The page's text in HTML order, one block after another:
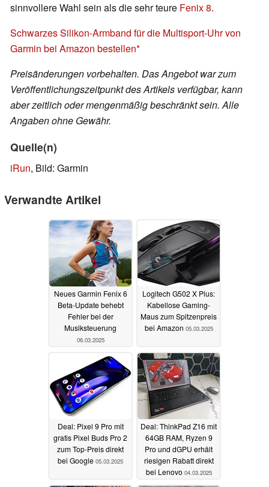
sinnvollere Wahl sein als die sehr teure Fenix 8.
Schwarzes Silikon-Armband für die Multisport-Uhr von
Garmin bei Amazon bestellen
Preisänderungen vorbehalten. Das Angebot war zum
Veröffentlichungszeitpunkt des Artikels verfügbar, kann
aber zeitlich oder mengenmäßig beschränkt sein. Alle
Angaben ohne Gewähr.
Quelle(n)
iRun, Bild: Garmin
Verwandte Artikel
Neues Garmin Fenix 6
Beta-Update behebt
Fehler bei der
Musiksteuerung
06.03.2025
Logitech G502 X Plus:
Kabellose Gaming-
Maus zum Spitzenpreis
bei Amazon 05.03.2025
Deal: Pixel 9 Pro mit
gratis Pixel Buds Pro 2
zum Top-Preis direkt
bei Google 05.03.2025
Deal: ThinkPad Z16 mit
64GB RAM, Ryzen 9
Pro und dGPU erhält
riesigen Rabatt direkt
bei Lenovo 04.03.2025